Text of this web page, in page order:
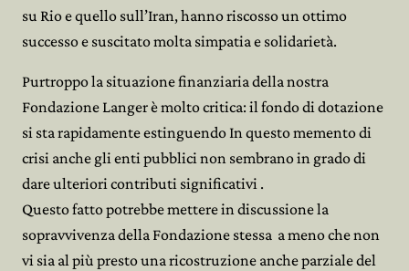
su Rio e quello sull’Iran, hanno riscosso un ottimo
successo e suscitato molta simpatia e solidarietà.
Purtroppo la situazione finanziaria della nostra
Fondazione Langer è molto critica: il fondo di dotazione
si sta rapidamente estinguendo In questo memento di
crisi anche gli enti pubblici non sembrano in grado di
dare ulteriori contributi significativi .
Questo fatto potrebbe mettere in discussione la
sopravvivenza della Fondazione stessa a meno che non
vi sia al più presto una ricostruzione anche parziale del